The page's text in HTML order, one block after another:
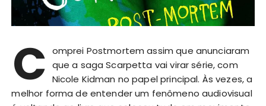
C omprei Postmortem assim que anunciaram
que a saga Scarpetta vai virar série, com
Nicole Kidman no papel principal. Às vezes, a
melhor forma de entender um fenômeno audiovisual